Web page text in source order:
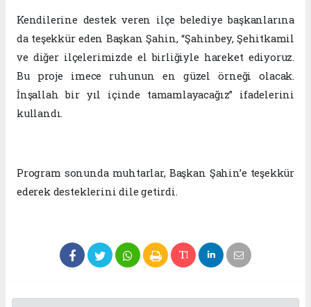
Kendilerine destek veren ilçe belediye başkanlarına
da teşekkür eden Başkan Şahin, “Şahinbey, Şehitkamil
ve diğer ilçelerimizde el birliğiyle hareket ediyoruz.
Bu proje imece ruhunun en güzel örneği olacak.
İnşallah bir yıl içinde tamamlayacağız” ifadelerini
kullandı.
Program sonunda muhtarlar, Başkan Şahin’e teşekkür
ederek desteklerini dile getirdi.